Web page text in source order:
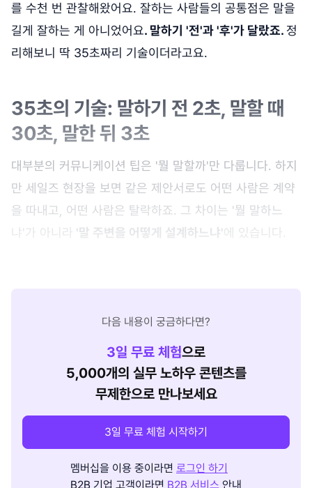
를 수천 번 관찰해왔어요. 잘하는 사람들의 공통점은 말을
길게 잘하는 게 아니었어요. 말하기 '전'과 '후'가 달랐죠. 정
리해보니 딱 35초짜리 기술이더라고요.
35초의 기술: 말하기 전 2초, 말할 때
30초, 말한 뒤 3초
대부분의 커뮤니케이션 팁은 '뭘 말할까'만 다룹니다. 하지
만 세일즈 현장을 보면 같은 제안서로도 어떤 사람은 계약
을 따내고, 어떤 사람은 탈락하죠. 그 차이는 '뭘 말하느
냐'가 아니라 '말 주변을 어떻게 설계하느냐'에 있습니다.
다음 내용이 궁금하다면?
3일 무료 체험으로
5,000개의 실무 노하우 콘텐츠를
무제한으로 만나보세요
3일 무료 체험 시작하기
멤버십을 이용 중이라면 로그인 하기
B2B 기업 고객이라면 B2B 서비스 안내